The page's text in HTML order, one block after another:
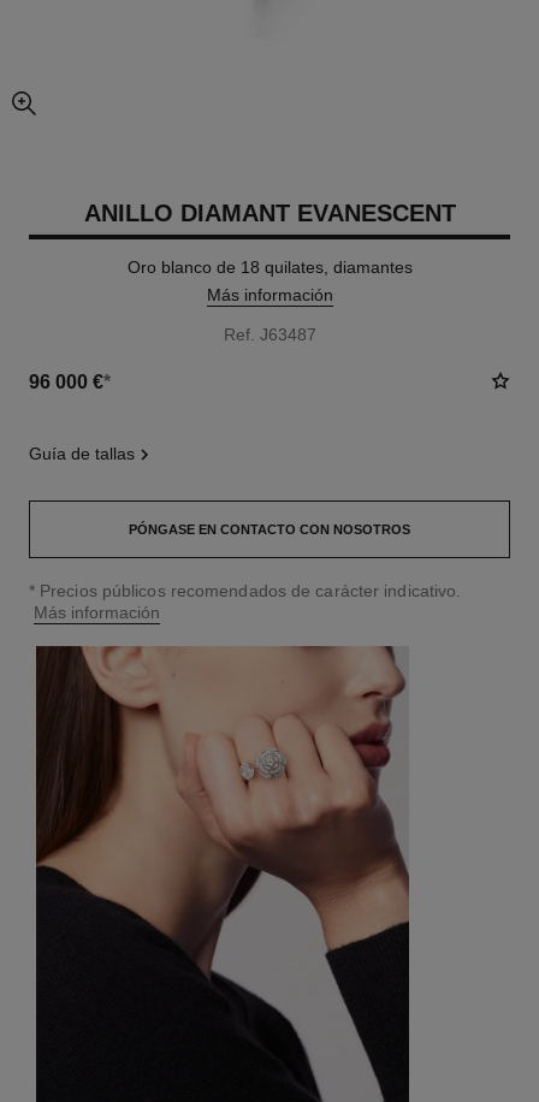
imagen agrandada
ANILLO DIAMANT EVANESCENT
Oro blanco de 18 quilates, diamantes
Más información
Ref. J63487
96 000 €*
guía de tallas
PÓNGASE EN CONTACTO CON NOSOTROS
↩
* Precios públicos recomendados de carácter indicativo.
Más información